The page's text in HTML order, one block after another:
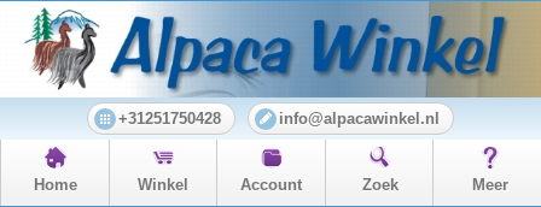
+31251750428 info@alpacawinkel.nl
Home Winkel Account Zoek Meer